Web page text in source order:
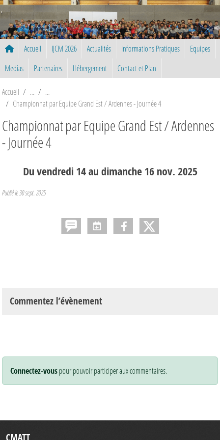
Accueil IJCM 2026 Actualités Informations Pratiques
Equipes
Medias
Partenaires Hébergement Contact et Plan
Accueil
Championnat par Equipe Grand Est / Ardennes - Journée 4
Championnat par Equipe Grand Est / Ardennes
- Journée 4
Duvendredi14audimanche16 nov.2025
Publié le 30 sept. 2025
Commentez l’évènement
Connectez-vouspour pouvoir participer aux commentaires.
CMATT
Panneau de gestion des cookies